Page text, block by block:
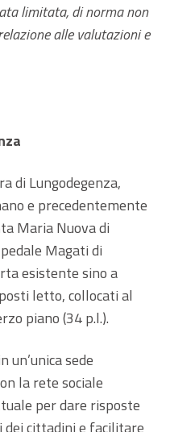
limitata, di norma non
alle valutazioni e
di Lungodegenza,
e precedentemente
Maria Nuova di
Magati di
esistente sino a
letto, collocati al
piano (34 p.l.).
un’unica sede
la rete sociale
per dare risposte